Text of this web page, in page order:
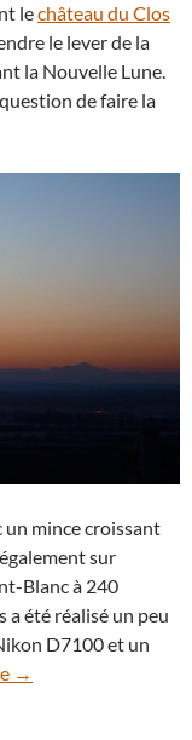
lechâteau du Clos
le lever de la
la Nouvelle Lune.
de faire la
un mince croissant
également sur
Blanc à 240
a été réalisé un peu
D7100 et un
La vieille Lune et le
→